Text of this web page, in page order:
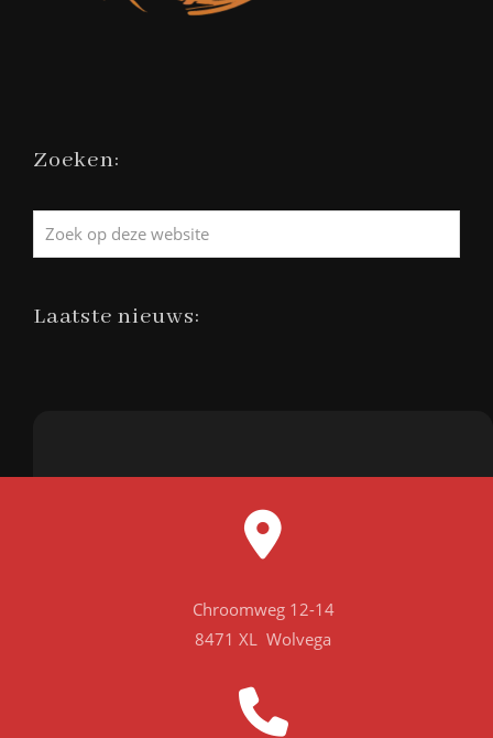
Zoeken:
Zoek
op
website
Laatste nieuws:
Chroomweg 12-14
8471 XL Wolvega